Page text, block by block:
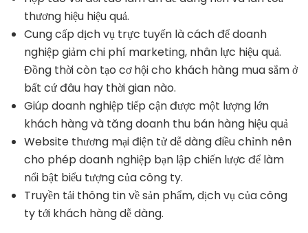
thương hiệu hiệu quả.
Cung cấp dịch vụ trực tuyến là cách để doanh
nghiệp giảm chi phí marketing, nhân lực hiệu quả.
Đồng thời còn tạo cơ hội cho khách hàng mua sắm ở
bất cứ đâu hay thời gian nào.
Giúp doanh nghiệp tiếp cận được một lượng lớn
khách hàng và tăng doanh thu bán hàng hiệu quả
Website thương mại điện tử dễ dàng điều chỉnh nên
cho phép doanh nghiệp bạn lập chiến lược để làm
nổi bật biểu tượng của công ty.
Truyền tải thông tin về sản phẩm, dịch vụ của công
ty tới khách hàng dễ dàng.